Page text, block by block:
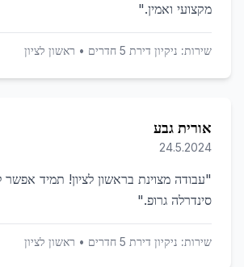
מקצועי ואמין."
שירות: ניקיון דירת 5 חדרים • ראשון לציון
אורית גבע
24.5.2024
"עבודה מצוינת בראשון לציון! תמיד
סינדרלה גרופ."
שירות: ניקיון דירת 5 חדרים • ראשון לציון